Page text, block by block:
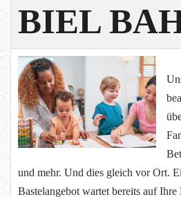
BIEL
und mehr. Und dies gleich vor Ort.
Bastelangebot wartet bereits auf